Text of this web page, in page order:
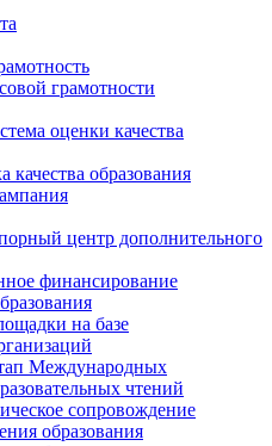
грамотности
оценки качества
качества образования
центр дополнительного
финансирование
на базе
Международных
чтений
сопровождение
образования